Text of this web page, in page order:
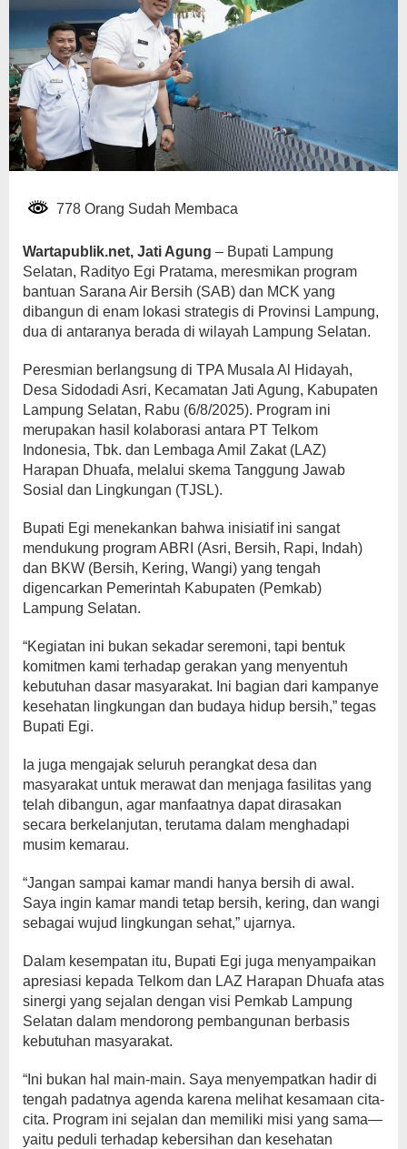
778 Orang Sudah Membaca
Wartapublik.net, Jati Agung – Bupati Lampung
Selatan, Radityo Egi Pratama, meresmikan program
bantuan Sarana Air Bersih (SAB) dan MCK yang
dibangun di enam lokasi strategis di Provinsi Lampung,
dua di antaranya berada di wilayah Lampung Selatan.
Peresmian berlangsung di TPA Musala Al Hidayah,
Desa Sidodadi Asri, Kecamatan Jati Agung, Kabupaten
Lampung Selatan, Rabu (6/8/2025). Program ini
merupakan hasil kolaborasi antara PT Telkom
Indonesia, Tbk. dan Lembaga Amil Zakat (LAZ)
Harapan Dhuafa, melalui skema Tanggung Jawab
Sosial dan Lingkungan (TJSL).
Bupati Egi menekankan bahwa inisiatif ini sangat
mendukung program ABRI (Asri, Bersih, Rapi, Indah)
dan BKW (Bersih, Kering, Wangi) yang tengah
digencarkan Pemerintah Kabupaten (Pemkab)
Lampung Selatan.
“Kegiatan ini bukan sekadar seremoni, tapi bentuk
komitmen kami terhadap gerakan yang menyentuh
kebutuhan dasar masyarakat. Ini bagian dari kampanye
kesehatan lingkungan dan budaya hidup bersih,” tegas
Bupati Egi.
Ia juga mengajak seluruh perangkat desa dan
masyarakat untuk merawat dan menjaga fasilitas yang
telah dibangun, agar manfaatnya dapat dirasakan
secara berkelanjutan, terutama dalam menghadapi
musim kemarau.
“Jangan sampai kamar mandi hanya bersih di awal.
Saya ingin kamar mandi tetap bersih, kering, dan wangi
sebagai wujud lingkungan sehat,” ujarnya.
Dalam kesempatan itu, Bupati Egi juga menyampaikan
apresiasi kepada Telkom dan LAZ Harapan Dhuafa atas
sinergi yang sejalan dengan visi Pemkab Lampung
Selatan dalam mendorong pembangunan berbasis
kebutuhan masyarakat.
“Ini bukan hal main-main. Saya menyempatkan hadir di
tengah padatnya agenda karena melihat kesamaan cita-
cita. Program ini sejalan dan memiliki misi yang sama—
yaitu peduli terhadap kebersihan dan kesehatan